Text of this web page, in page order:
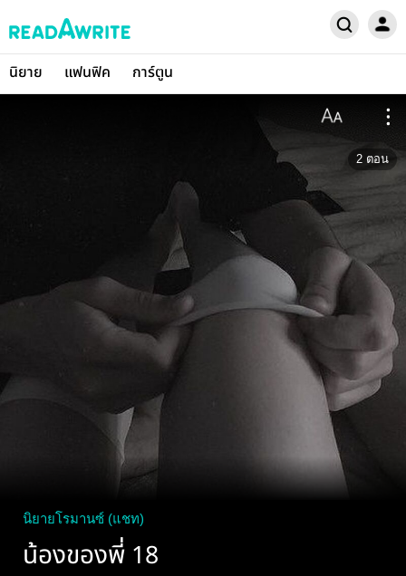
นิยาย แฟนฟิค การ์ตูน
2 ตอน
นิยายโรมานซ์ (แชท)
น้องของพี่ 18